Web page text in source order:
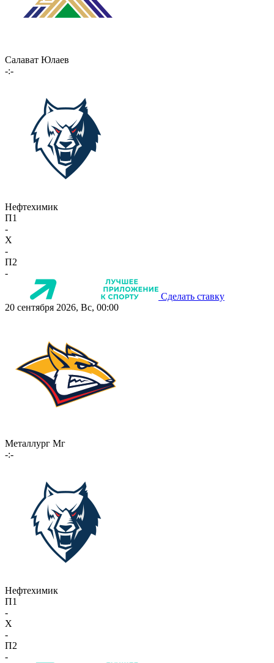
Салават Юлаев
-:-
Нефтехимик
П1
-
X
-
П2
-
Сделать ставку
20 сентября 2026, Вс, 00:00
Металлург Мг
-:-
Нефтехимик
П1
-
X
-
П2
-